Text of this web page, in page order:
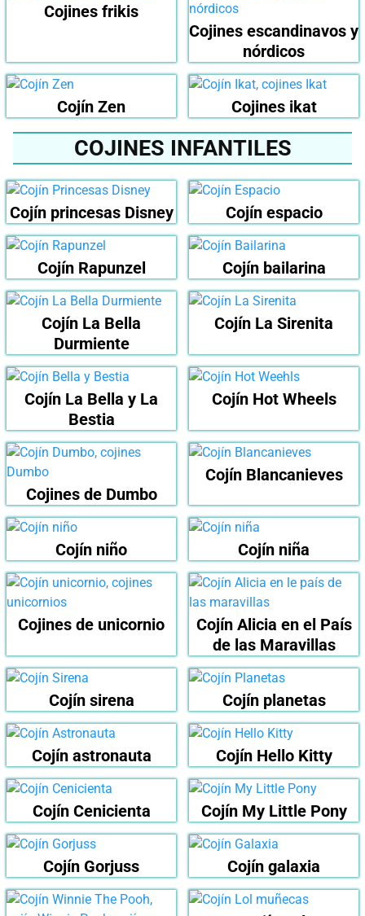
Cojines frikis
Cojines escandinavos y
nórdicos
Cojín Zen Cojines ikat
COJINES INFANTILES
Cojín princesas Disney Cojín espacio
Cojín Rapunzel Cojín bailarina
Cojín La Bella
Durmiente
Cojín La Sirenita
Cojín La Bella y La
Bestia
Cojín Hot Wheels
Cojines de Dumbo
Cojín Blancanieves
Cojín niño Cojín niña
Cojines de unicornio
Cojín Alicia en el País
de las Maravillas
Cojín sirena Cojín planetas
Cojín astronauta Cojín Hello Kitty
Cojín Cenicienta Cojín My Little Pony
Cojín Gorjuss Cojín galaxia